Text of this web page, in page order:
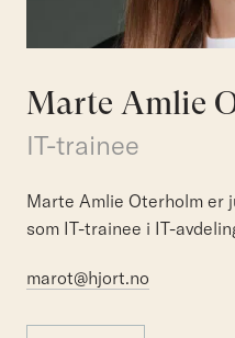
Marte Amlie
IT-trainee
Marte Amlie Oterholm er
som IT-trainee i IT-
marot@hjort.no